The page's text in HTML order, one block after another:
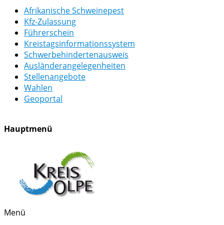
Afrikanische Schweinepest
Kfz-Zulassung
Führerschein
Kreistagsinformationssystem
Schwerbehindertenausweis
Ausländerangelegenheiten
Stellenangebote
Wahlen
Geoportal
Hauptmenü
Menü